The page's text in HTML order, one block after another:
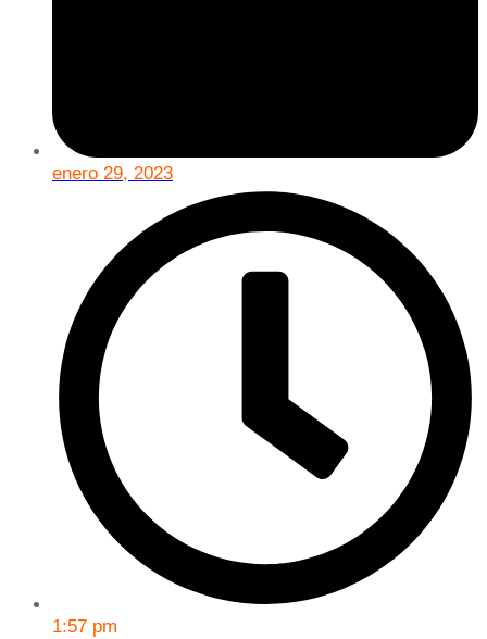
enero 29, 2023
1:57 pm